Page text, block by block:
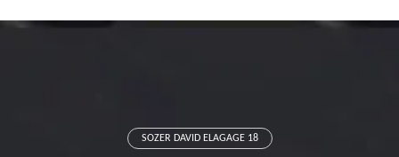
SOZER DAVID ELAGAGE 18